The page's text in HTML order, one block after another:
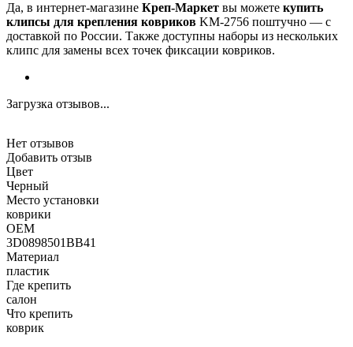
Да, в интернет-магазине Креп-Маркет вы можете купить
клипсы для крепления ковриков KM-2756 поштучно — с
доставкой по России. Также доступны наборы из нескольких
клипс для замены всех точек фиксации ковриков.
Загрузка отзывов...
Нет отзывов
Добавить отзыв
Цвет
Черный
Место установки
коврики
OEM
3D0898501BB41
Материал
пластик
Где крепить
салон
Что крепить
коврик